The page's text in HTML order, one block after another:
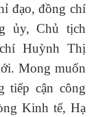
đạo, đồng chí
ủy, Chủ tịch
Huỳnh Thị
Mong muốn
tiếp cận công
Kinh tế, Hạ